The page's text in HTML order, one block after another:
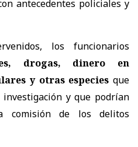
antecedentes policiales y
los funcionarios
drogas, dinero en
y otras especies que
y que podrían
comisión de los delitos